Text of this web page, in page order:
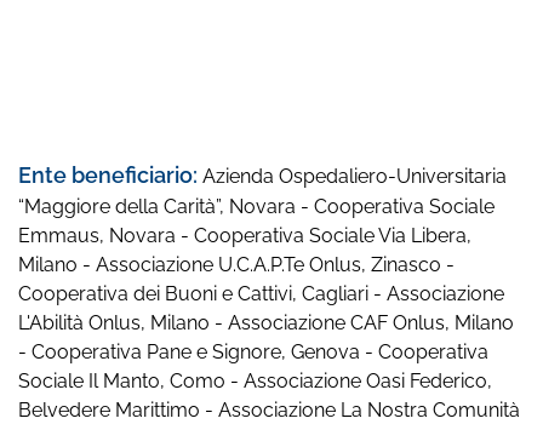
Ente beneficiario: Azienda Ospedaliero-Universitaria
“Maggiore della Carità”, Novara - Cooperativa Sociale
Emmaus, Novara - Cooperativa Sociale Via Libera,
Milano - Associazione U.C.A.P.Te Onlus, Zinasco -
Cooperativa dei Buoni e Cattivi, Cagliari - Associazione
L'Abilità Onlus, Milano - Associazione CAF Onlus, Milano
- Cooperativa Pane e Signore, Genova - Cooperativa
Sociale Il Manto, Como - Associazione Oasi Federico,
Belvedere Marittimo - Associazione La Nostra Comunità